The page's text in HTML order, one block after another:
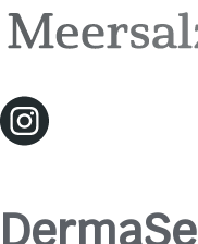
DermaSel